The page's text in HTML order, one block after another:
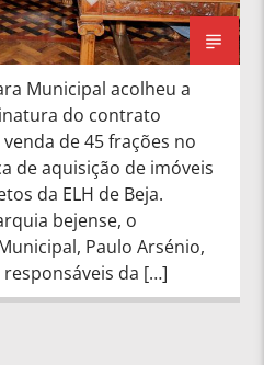
Municipal acolheu a
do contrato
de 45 frações no
de aquisição de imóveis
da ELH de Beja.
bejense, o
Paulo Arsénio,
da […]